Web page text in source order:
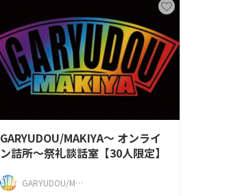
GARYUDOU/MAKIYA〜 オンライ
ン詰所〜祭礼談話室【30人限定】
GARYUDOU/MAKIYA